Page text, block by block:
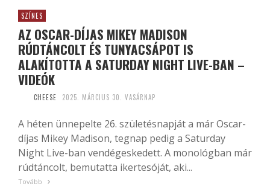
SZÍNES
AZ OSCAR-DÍJAS MIKEY MADISON
RÚDTÁNCOLT ÉS TUNYACSÁPOT IS
ALAKÍTOTTA A SATURDAY NIGHT LIVE-BAN –
VIDEÓK
CHEESE 2025. MÁRCIUS 30. VASÁRNAP
A héten ünnepelte 26. születésnapját a már Oscar-
díjas Mikey Madison, tegnap pedig a Saturday
Night Live-ban vendégeskedett. A monológban már
rúdtáncolt, bemutatta ikertesóját, aki...
Tovább